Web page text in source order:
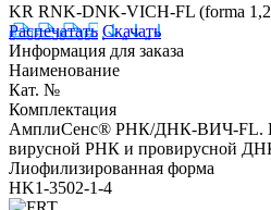
KR RNK-DNK-VICH-FL (forma
Распечатать Скачать
Информация для заказа
Наименование
Кат. №
Комплектация
АмплиСенс® РНК/ДНК-ВИЧ-FL.
вирусной РНК и провирусной
Лиофилизированная форма
HK1-3502-1-4